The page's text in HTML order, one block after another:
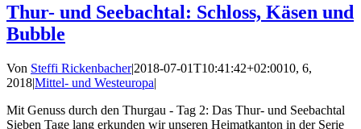
Thur- und Seebachtal: Schloss, Käsen und
Bubble
Von Steffi Rickenbacher|2018-07-01T10:41:42+02:0010, 6,
2018|Mittel- und Westeuropa|
Mit Genuss durch den Thurgau - Tag 2: Das Thur- und Seebachtal
Sieben Tage lang erkunden wir unseren Heimatkanton in der Serie